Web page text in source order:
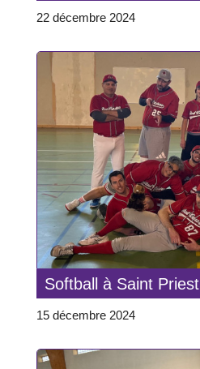
22 décembre 2024
Softball à Saint Priest
15 décembre 2024